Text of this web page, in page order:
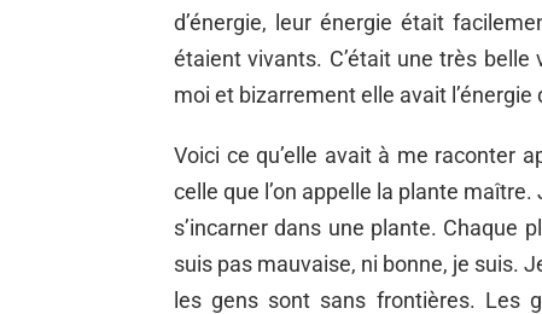
d’énergie, leur énergie était
étaient vivants. C’était une très
moi et bizarrement elle avait l’énergie
Voici ce qu’elle avait à me raconter
celle que l’on appelle la plante
s’incarner dans une plante. Chaque
suis pas mauvaise, ni bonne, je suis.
les gens sont sans frontières. Les